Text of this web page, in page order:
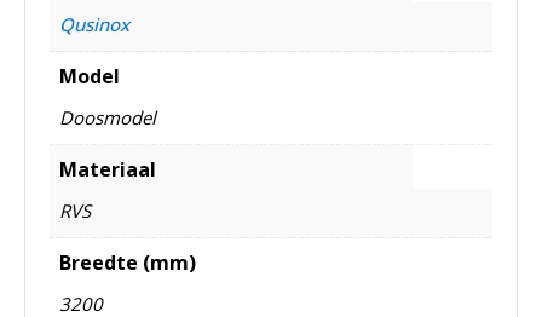
Qusinox
Model
Doosmodel
Materiaal
RVS
Breedte (mm)
3200